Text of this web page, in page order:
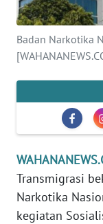
Badan Narkotika
Transmigrasi
Narkotika
kegiatan
SERBA-SERBI
PENDIDIKAN
OLAHRAGA
EDITORIAL
Informasi